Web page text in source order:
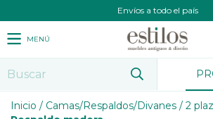
Envíos a todo el país
MENÚ
Inicio / Camas/Respaldos/Divanes / 2